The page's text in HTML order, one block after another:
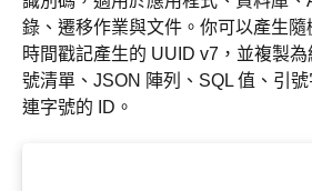
錄、遷移作業與文件。你可以產生
時間戳記產生的 UUID v7，並複製
號清單、JSON 陣列、SQL 值、引
連字號的 ID。